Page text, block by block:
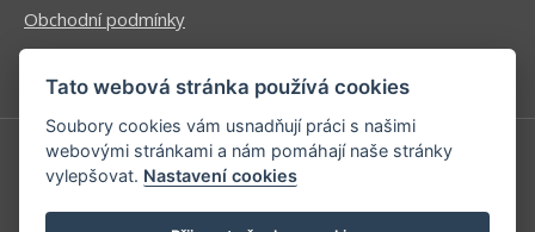
Obchodní podmínky
Ochrana osobních údajů
Příhlášení | Registrace
Kontaktní informace
Tato webová stránka používá cookies
Soubory cookies vám usnadňují práci s našimi
webovými stránkami a nám pomáhají naše stránky
vylepšovat. Nastavení cookies